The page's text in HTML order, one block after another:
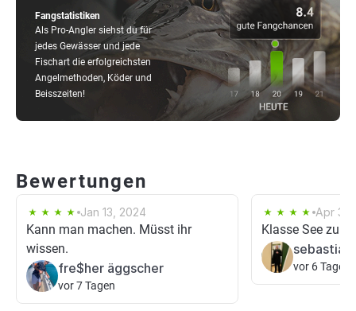
Fangstatistiken
Als Pro-Angler siehst du für
jedes Gewässer und jede
Fischart die erfolgreichsten
Angelmethoden, Köder und
Beisszeiten!
Bewertungen
Jan 13, 2024
Kann man machen. Müsst ihr
wissen.
fre$her äggscher
vor 7 Tagen
Apr
Klasse See zum
vor 6 Tagen